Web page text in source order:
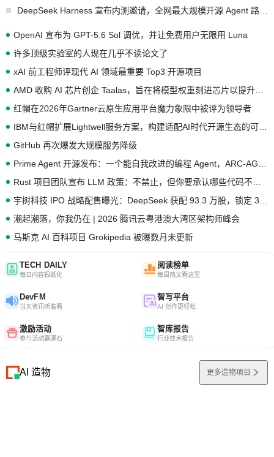
OpenAI 宣布为 GPT-5.6 Sol 调优，并让免费用户无限用 Luna
许多顶级实验室的人现在几乎不读论文了
xAI 前工程师评现代 AI 领域最重要 Top3 开源项目
红帽在2026年Gartner云原生应用平台魔力象限中被评为领导者
GitHub 再次爆发大规模服务降级
潮起潮落，你我仍在 | 2026 腾讯云粤港澳大湾区架构师峰会
马斯克 AI 百科项目 Grokipedia 被曝数月未更新
TECH DAILY
每日内容报纸化
阅读榜单
每周热文看这里
DevFM
当天资讯听着看
智写平台
AI 创作更轻松
激励活动
参与活动赢源石
智库报告
行业技术报告
AI 造物 更多造物项目